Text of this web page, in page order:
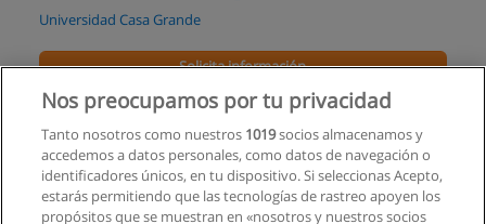
Universidad Casa Grande
Solicita información
Licenciatura en Psicología Educativa
Universidad Casa Grande
Solicita información
Nos preocupamos por tu privacidad
Tanto nosotros como nuestros 1019socios almacenamos y
accedemos a datos personales, como datos de navegación o
identificadores únicos, en tu dispositivo. Si seleccionas Acepto,
estarás permitiendo que las tecnologías de rastreo apoyen los
propósitos que se muestran en «nosotros y nuestros socios